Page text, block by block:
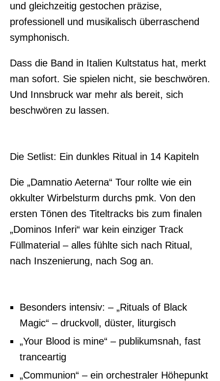
und gleichzeitig gestochen präzise,
professionell und musikalisch überraschend
symphonisch.
Dass die Band in Italien Kultstatus hat, merkt
man sofort. Sie spielen nicht, sie beschwören.
Und Innsbruck war mehr als bereit, sich
beschwören zu lassen.
Die Setlist: Ein dunkles Ritual in 14 Kapiteln
Die „Damnatio Aeterna“ Tour rollte wie ein
okkulter Wirbelsturm durchs pmk. Von den
ersten Tönen des Titeltracks bis zum finalen
„Dominos Inferi“ war kein einziger Track
Füllmaterial – alles fühlte sich nach Ritual,
nach Inszenierung, nach Sog an.
Besonders intensiv: – „Rituals of Black
Magic“ – druckvoll, düster, liturgisch
„Your Blood is mine“ – publikumsnah, fast
tranceartig
„Communion“ – ein orchestraler Höhepunkt